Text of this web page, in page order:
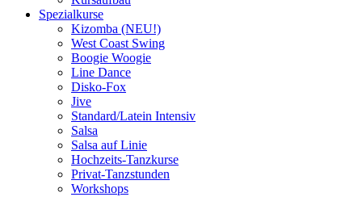
Spezialkurse
Kizomba (NEU!)
West Coast Swing
Boogie Woogie
Line Dance
Disko-Fox
Jive
Standard/Latein Intensiv
Salsa
Salsa auf Linie
Hochzeits-Tanzkurse
Privat-Tanzstunden
Workshops